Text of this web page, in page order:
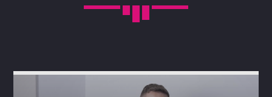
CERCA NEL SITO WEB: